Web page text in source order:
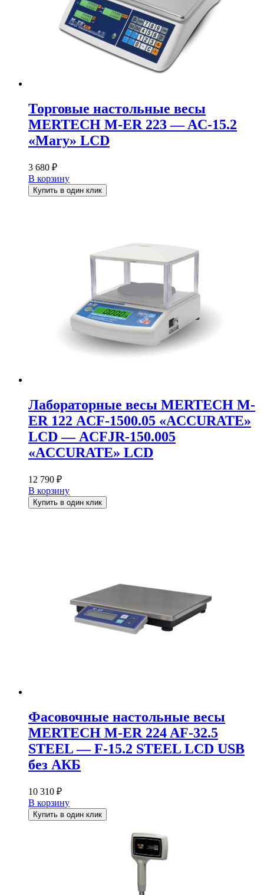
Торговые настольные весы
MERTECH M-ER 223 — AC-15.2
«Mary» LCD
3 680 ₽
В корзину
Купить в один клик
Лабораторные весы MERTECH M-
ER 122 АCF-1500.05 «ACCURATE»
LСD — АCFJR-150.005
«ACCURATE» LСD
12 790 ₽
В корзину
Купить в один клик
Фасовочные настольные весы
MERTECH M-ER 224 AF-32.5
STEEL — F-15.2 STEEL LCD USB
без АКБ
10 310 ₽
В корзину
Купить в один клик